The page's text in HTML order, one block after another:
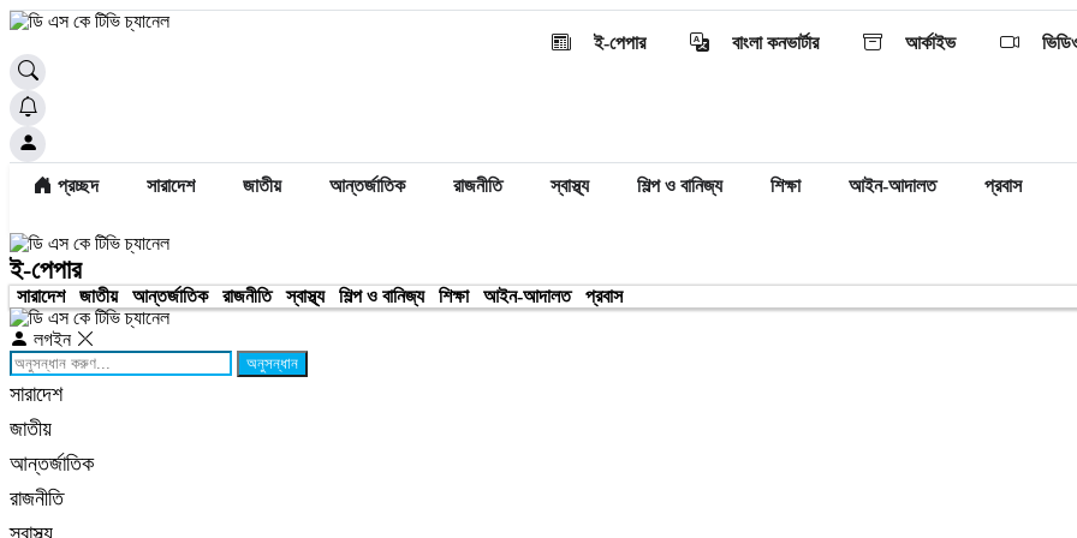
ই-পেপার বাংলা কনভার্টার আর্কাইভ
প্রচ্ছদ সারাদেশ জাতীয় আন্তর্জাতিক রাজনীতি স্বাস্থ্য শিল্প ও বানিজ্য শিক্ষা আইন-আদালত প্রবাস
ই-পেপার
সারাদেশ জাতীয় আন্তর্জাতিক রাজনীতি স্বাস্থ্য শিল্প ও বানিজ্য শিক্ষা আইন-আদালত প্রবাস
লগইন
অনুসন্ধান
সারাদেশ
জাতীয়
আন্তর্জাতিক
রাজনীতি
স্বাস্থ্য